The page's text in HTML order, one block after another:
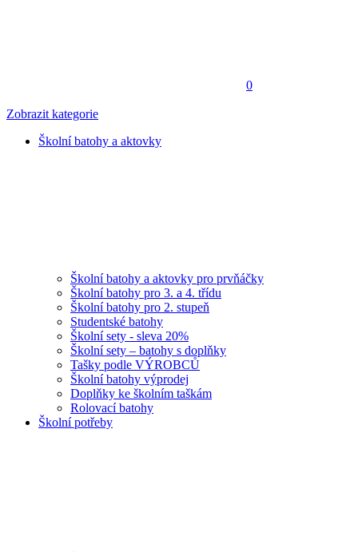
0
Zobrazit kategorie
Školní batohy a aktovky
Školní batohy a aktovky pro prvňáčky
Školní batohy pro 3. a 4. třídu
Školní batohy pro 2. stupeň
Studentské batohy
Školní sety - sleva 20%
Školní sety – batohy s doplňky
Tašky podle VÝROBCŮ
Školní batohy výprodej
Doplňky ke školním taškám
Rolovací batohy
Školní potřeby